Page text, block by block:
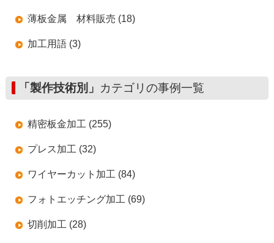
薄板金属 材料販売 (18)
加工用語 (3)
「製作技術別」 カテゴリの事例一覧
精密板金加工 (255)
プレス加工 (32)
ワイヤーカット加工 (84)
フォトエッチング加工 (69)
切削加工 (28)